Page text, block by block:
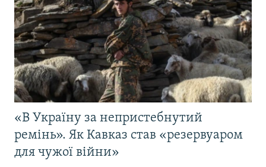
«В Україну за непристебнутий
ремінь». Як Кавказ став «резервуаром
для чужої війни»